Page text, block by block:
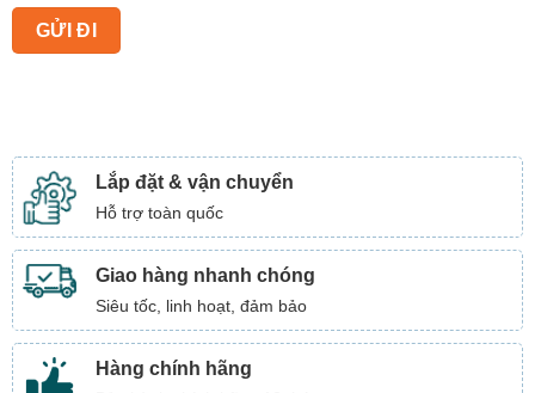
Lắp đặt & vận chuyển
Hỗ trợ toàn quốc
Giao hàng nhanh chóng
Siêu tốc, linh hoạt, đảm bảo
Hàng chính hãng